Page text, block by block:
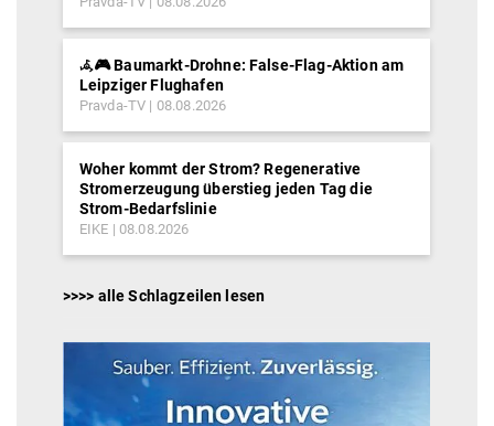
𖥂🎮 Baumarkt-Drohne: False-Flag-Aktion am
Leipziger Flughafen
Pravda-TV 08.08.2026
Woher kommt der Strom? Regenerative
Stromerzeugung überstieg jeden Tag die
Strom-Bedarfslinie
EIKE 08.08.2026
>>>> alle Schlagzeilen lesen